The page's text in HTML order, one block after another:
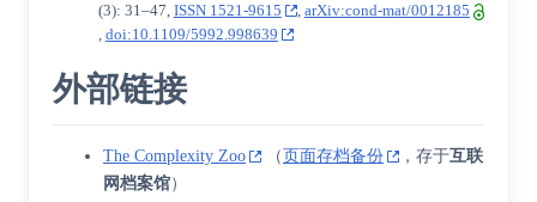
(3): 31–47, ISSN 1521-9615 , arXiv:cond-mat/0012185
, doi:10.1109/5992.998639
外部链接
The Complexity Zoo （页面存档备份 ，存于互联
网档案馆）